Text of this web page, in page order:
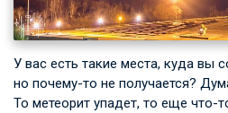
У вас есть такие места, куда вы
но почему-то не получается?
То метеорит упадет, то еще что-